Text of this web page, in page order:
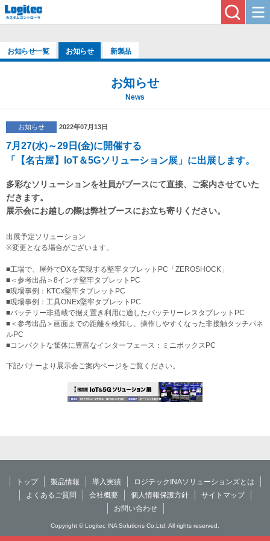
お知らせ一覧 お知らせ 新製品
お知らせ
News
お知らせ 2022年07月13日
7月27(水)～29日(金)に開催する
「【名古屋】IoT＆5Gソリューション展」に出展します。
多彩なソリューションを社員がブースにて直接、ご案内させていた
だきます。
展示会にお越しの際は弊社ブースにお立ち寄りください。
出展予定ソリューション
※変更となる場合がございます。
■工場で、屋外でDXを実現する堅牢タブレットPC「ZEROSHOCK」
■＜参考出品＞8インチ堅牢タブレットPC
■現場事例：KTCx堅牢タブレットPC
■現場事例：工具ONEx堅牢タブレットPC
■バッテリー非搭載で据え置き利用に適したバッテリーレスタブレットPC
■＜参考出品＞画面までの距離を検知し、操作しやすくなった非接触タッチパネ
ルPC
■コンパクトな筐体に豊富なインターフェース：ミニボックスPC
下記バナーより展示会ご案内ページをご覧ください。
トップ 製品情報 導入実績
ロジテックINAソリューションズとは
よくあるご質問
会社概要 個人情報保護方針
サイトマップ
お問い合わせ
Copyright © Logitec INA Solutions Co,Ltd. All rights reserved.